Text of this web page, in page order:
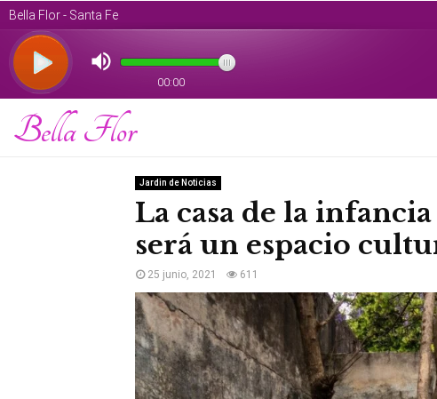
Bella Flor
Jardin de Noticias
La casa de la
será un espacio
25 junio, 2021 611